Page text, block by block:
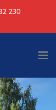
230